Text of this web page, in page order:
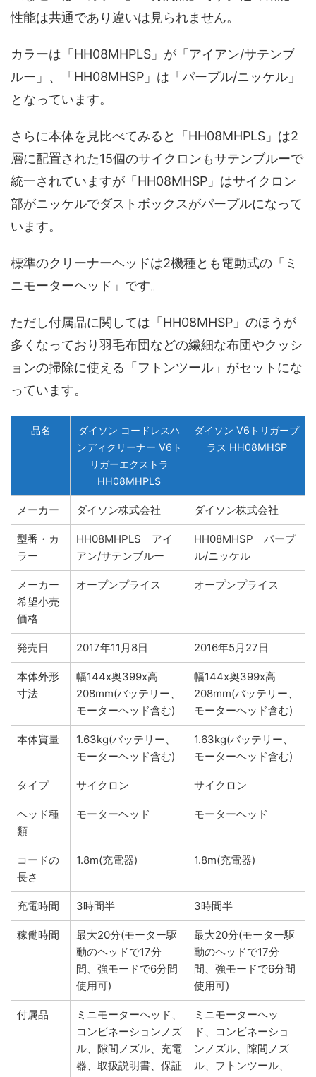
性能は共通であり違いは見られません。
カラーは「HH08MHPLS」が「アイアン/サテンブ
ルー」、「HH08MHSP」は「パープル/ニッケル」
となっています。
さらに本体を見比べてみると「HH08MHPLS」は2
層に配置された15個のサイクロンもサテンブルーで
統一されていますが「HH08MHSP」はサイクロン
部がニッケルでダストボックスがパープルになって
います。
標準のクリーナーヘッドは2機種とも電動式の「ミ
ニモーターヘッド」です。
ただし付属品に関しては「HH08MHSP」のほうが
多くなっており羽毛布団などの繊細な布団やクッシ
ョンの掃除に使える「フトンツール」がセットにな
っています。
品名
ダイソン コードレスハ
ンディクリーナー V6ト
リガーエクストラ
HH08MHPLS
ダイソン V6トリガープ
ラス HH08MHSP
メーカー ダイソン株式会社 ダイソン株式会社
型番・カ
ラー
HH08MHPLS アイ
アン/サテンブルー
HH08MHSP パープ
ル/ニッケル
メーカー
希望小売
価格
オープンプライス オープンプライス
発売日 2017年11月8日 2016年5月27日
本体外形
寸法
幅144x奥399x高
208mm(バッテリー、
モーターヘッド含む)
幅144x奥399x高
208mm(バッテリー、
モーターヘッド含む)
本体質量
1.63kg(バッテリー、
モーターヘッド含む)
1.63kg(バッテリー、
モーターヘッド含む)
タイプ サイクロン サイクロン
ヘッド種
類
モーターヘッド モーターヘッド
コードの
長さ
1.8m(充電器) 1.8m(充電器)
充電時間 3時間半 3時間半
稼働時間
最大20分(モーター駆
動のヘッドで17分
間、強モードで6分間
使用可)
最大20分(モーター駆
動のヘッドで17分
間、強モードで6分間
使用可)
付属品
ミニモーターヘッド、
コンビネーションノズ
ル、隙間ノズル、充電
器、取扱説明書、保証
ミニモーターヘッ
ド、コンビネーショ
ンノズル、隙間ノズ
ル、フトンツール、